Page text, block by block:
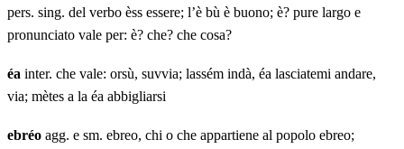
pers. sing. del verbo èss essere; l’è bù è buono; è? pure largo e
pronunciato vale per: è? che? che cosa?
éa inter. che vale: orsù, suvvia; lassém indà, éa lasciatemi andare,
via; mètes a la éa abbigliarsi
ebréo agg. e sm. ebreo, chi o che appartiene al popolo ebreo;